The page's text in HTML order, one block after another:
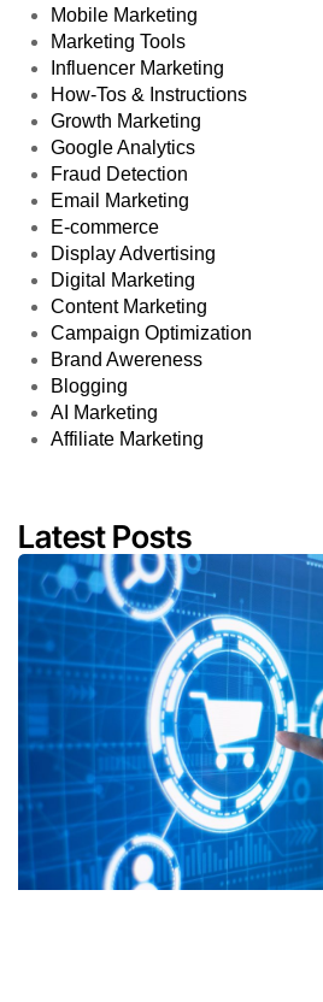
Mobile Marketing
Marketing Tools
Influencer Marketing
How-Tos & Instructions
Growth Marketing
Google Analytics
Fraud Detection
Email Marketing
E-commerce
Display Advertising
Digital Marketing
Content Marketing
Campaign Optimization
Brand Awereness
Blogging
AI Marketing
Affiliate Marketing
Latest Posts